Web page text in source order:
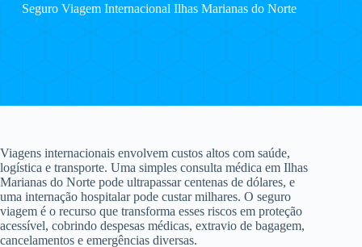
Seguro Viagem Internacional Ilhas Marianas do Norte
Viagens internacionais envolvem custos altos com saúde,
logística e transporte. Uma simples consulta médica em Ilhas
Marianas do Norte pode ultrapassar centenas de dólares, e
uma internação hospitalar pode custar milhares. O seguro
viagem é o recurso que transforma esses riscos em proteção
acessível, cobrindo despesas médicas, extravio de bagagem,
cancelamentos e emergências diversas.